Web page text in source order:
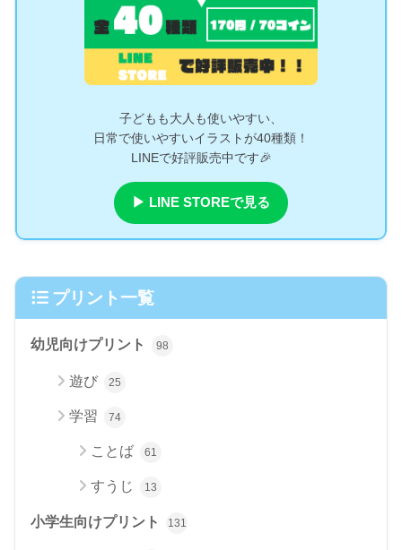
子どもも大人も使いやすい、
日常で使いやすいイラストが40種類！
LINEで好評販売中です🎉
▶ LINE STOREで見る
プリント一覧
幼児向けプリント 98
遊び 25
学習 74
ことば 61
すうじ 13
小学生向けプリント 131